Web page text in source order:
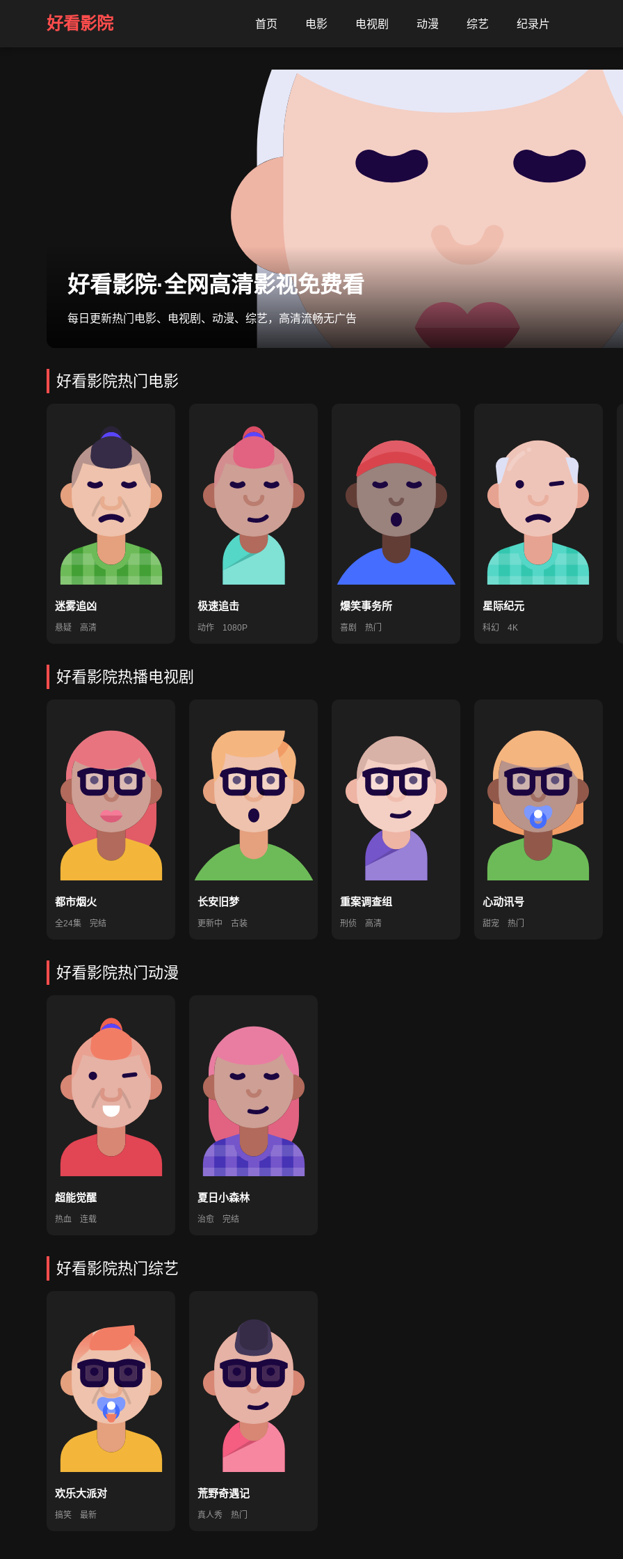
好看影院 首页 电影 电视剧 动漫 综艺 纪录片
好看影院·全网高清影视免费看
每日更新热门电影、电视剧、动漫、综艺，高清流畅无广告
好看影院热门电影
迷雾追凶
悬疑 高清
极速追击
动作 1080P
爆笑事务所
喜剧 热门
星际纪元
科幻 4K
好看影院热播电视剧
都市烟火
全24集 完结
长安旧梦
更新中 古装
重案调查组
刑侦 高清
心动讯号
甜宠 热门
好看影院热门动漫
超能觉醒
热血 连载
夏日小森林
治愈 完结
好看影院热门综艺
欢乐大派对
搞笑 最新
荒野奇遇记
真人秀 热门